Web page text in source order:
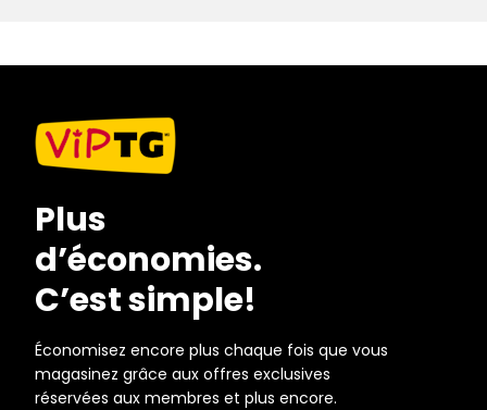
Plus
d’économies.
C’est simple!
Économisez encore plus chaque fois que vous
magasinez grâce aux offres exclusives
réservées aux membres et plus encore.